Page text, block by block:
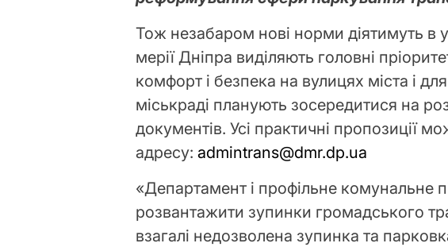
Тож незабаром нові норми діятимуть в
мерії Дніпра виділяють головні
комфорт і безпека на вулицях міста і
міськраді планують зосередитися на
документів. Усі практичні пропозиції
адресу:admintrans@dmr.dp.ua
«Департамент і профільне комунальне
розвантажити зупинки громадського
взагалі недозволена зупинка та